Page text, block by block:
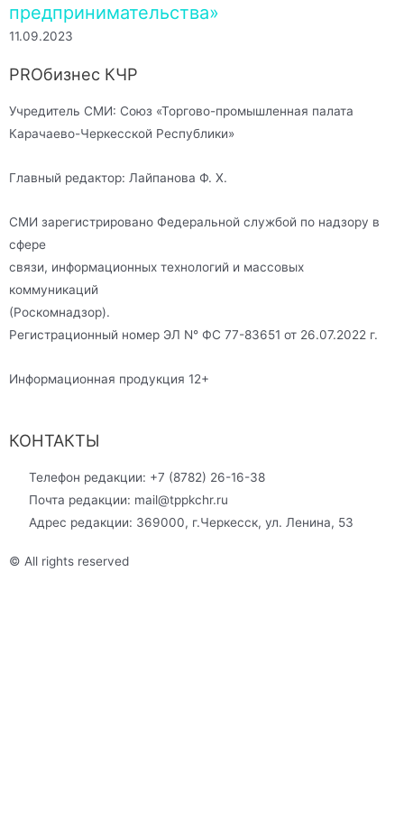
предпринимательства»
11.09.2023
PROбизнес КЧР
Учредитель СМИ: Союз «Торгово-промышленная палата
Карачаево-Черкесской Республики»
Главный редактор: Лайпанова Ф. Х.
СМИ зарегистрировано Федеральной службой по надзору в
сфере
связи, информационных технологий и массовых
коммуникаций
(Роскомнадзор).
Регистрационный номер ЭЛ N° ФС 77-83651 от 26.07.2022 г.
Информационная продукция 12+
КОНТАКТЫ
Телефон редакции: +7 (8782) 26-16-38
Почта редакции: mail@tppkchr.ru
Адрес редакции: 369000, г.Черкесск, ул. Ленина, 53
© All rights reserved